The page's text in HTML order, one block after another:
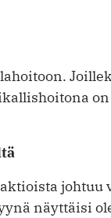
johtuu
näyttäisi